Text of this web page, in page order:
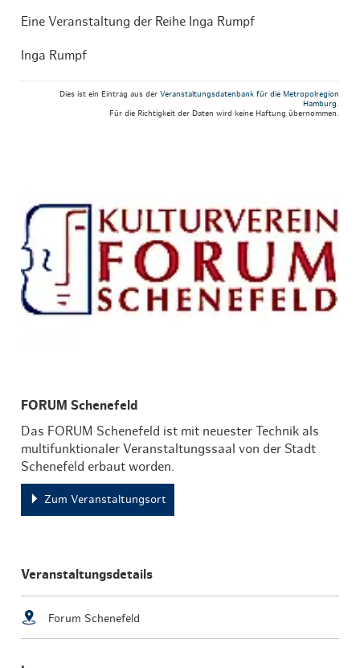
Eine Veranstaltung der Reihe Inga Rumpf
Inga Rumpf
Dies ist ein Eintrag aus der Veranstaltungsdatenbank für die Metropolregion
Hamburg.
Für die Richtigkeit der Daten wird keine Haftung übernommen.
FORUM Schenefeld
Das FORUM Schenefeld ist mit neuester Technik als
multifunktionaler Veranstaltungssaal von der Stadt
Schenefeld erbaut worden.
Zum Veranstaltungsort
Veranstaltungsdetails
Forum Schenefeld